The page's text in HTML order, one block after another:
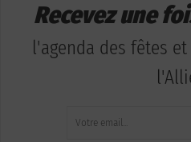
Recevez une
l'agenda des fêtes